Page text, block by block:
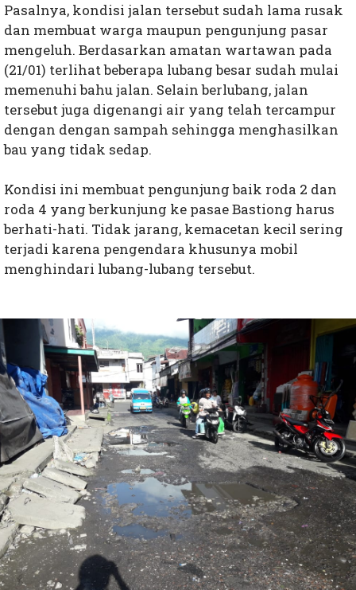
Pasalnya, kondisi jalan tersebut sudah lama rusak
dan membuat warga maupun pengunjung pasar
mengeluh. Berdasarkan amatan wartawan pada
(21/01) terlihat beberapa lubang besar sudah mulai
memenuhi bahu jalan. Selain berlubang, jalan
tersebut juga digenangi air yang telah tercampur
dengan dengan sampah sehingga menghasilkan
bau yang tidak sedap.
Kondisi ini membuat pengunjung baik roda 2 dan
roda 4 yang berkunjung ke pasae Bastiong harus
berhati-hati. Tidak jarang, kemacetan kecil sering
terjadi karena pengendara khusunya mobil
menghindari lubang-lubang tersebut.